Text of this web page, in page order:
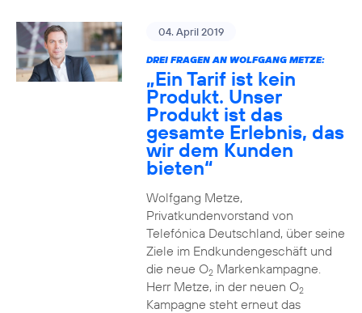
04. April 2019
DREI FRAGEN AN WOLFGANG METZE:
„Ein Tarif ist kein
Produkt. Unser
Produkt ist das
gesamte Erlebnis, das
wir dem Kunden
bieten“
Wolfgang Metze,
Privatkundenvorstand von
Telefónica Deutschland, über seine
Ziele im Endkundengeschäft und
die neue O2Markenkampagne.
Herr Metze, in der neuen O2
Kampagne steht erneut das